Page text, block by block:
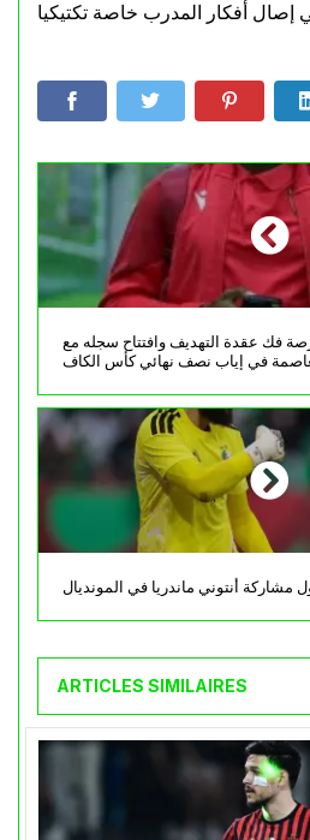
فك عقدة التهديف وافتتاح سجله مع
في إياب نصف نهائي كأس الكاف
أنتوني ماندريا في المونديال
ARTICLES SIMILAIRES